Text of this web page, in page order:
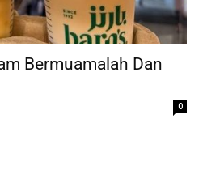
Bermuamalah Dan
0